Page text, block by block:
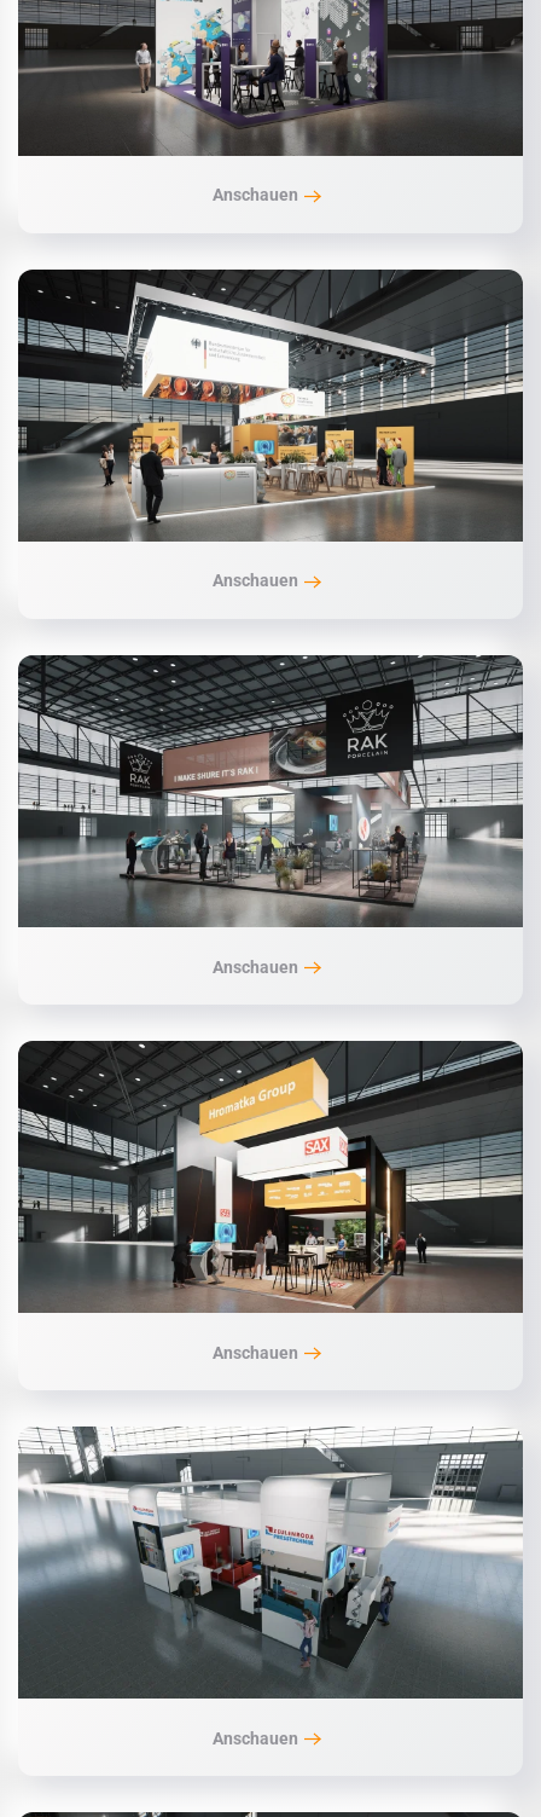
Anschauen
Anschauen
Anschauen
Anschauen
Anschauen